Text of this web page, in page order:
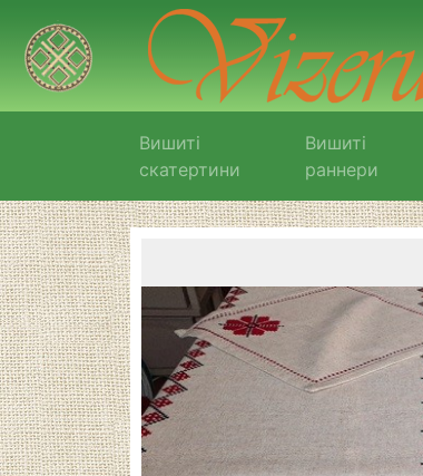
Вишиті
скатертини
Вишиті
раннери